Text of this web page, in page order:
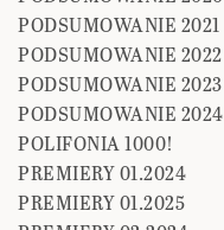
PODSUMOWANIE 2021
PODSUMOWANIE 2022
PODSUMOWANIE 2023
PODSUMOWANIE 2024
POLIFONIA 1000!
PREMIERY 01.2024
PREMIERY 01.2025